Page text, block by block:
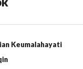
Keumalahayati